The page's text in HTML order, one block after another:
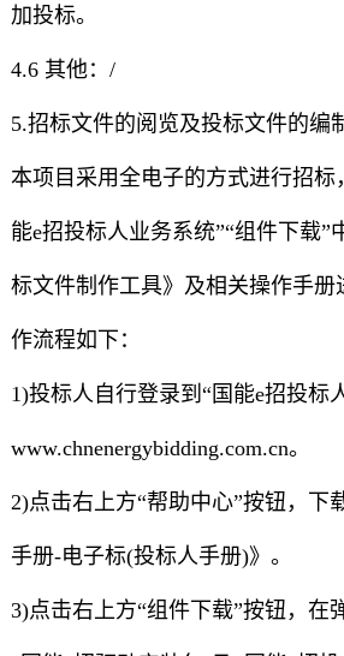
加投标。
4.6 其他：/
5.招标文件的阅览及投标文件的编
本项目采用全电子的方式进行招标
能e招投标人业务系统”“组件下载”
标文件制作工具》及相关操作手册
作流程如下：
1)投标人自行登录到“国能e招投标
www.chnenergybidding.com.cn。
2)点击右上方“帮助中心”按钮，下
手册-电子标(投标人手册)》。
3)点击右上方“组件下载”按钮，在